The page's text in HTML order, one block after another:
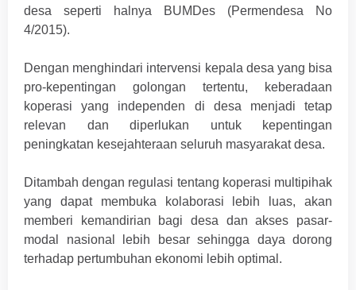
desa seperti halnya BUMDes (Permendesa No
4/2015).
Dengan menghindari intervensi kepala desa yang bisa
pro-kepentingan golongan tertentu, keberadaan
koperasi yang independen di desa menjadi tetap
relevan dan diperlukan untuk kepentingan
peningkatan kesejahteraan seluruh masyarakat desa.
Ditambah dengan regulasi tentang koperasi multipihak
yang dapat membuka kolaborasi lebih luas, akan
memberi kemandirian bagi desa dan akses pasar-
modal nasional lebih besar sehingga daya dorong
terhadap pertumbuhan ekonomi lebih optimal.